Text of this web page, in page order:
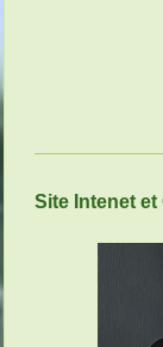
Site Intenet